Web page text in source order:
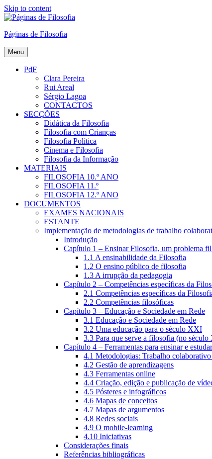
Skip to content
Páginas de Filosofia
Menu
PdF
Clara Pereira
Rui Areal
Sérgio Lagoa
CONTACTOS
SECÇÕES
Didática da Filosofia
Filosofia com Crianças
Filosofia Política
Cinema e Filosofia
Filosofia da Informação
MATERIAIS
FILOSOFIA 10.º ANO
FILOSOFIA 11.º
FILOSOFIA 12.º ANO
DOCUMENTOS
EXAMES NACIONAIS
ESTANTE
Implementação de metodologias de trabalho
Introdução
Capítulo 1 – Ensinar Filosofia, um problema
1.1 A ensinabilidade da Filosofia
1.2 O ensino público de filosofia
1.3 A irrupção da pedagogia
Capítulo 2 – Competências específicas da
2.1 Competências específicas da
2.2 Competências filosóficas
Capítulo 3 – Educação e Sociedade em Rede
3.1 Educação e Sociedade em Rede
3.2 Uma educação para o século XXI
3.3 Para que serve a filosofia (no
Capítulo 4 – Ferramentas para ensinar e
4.1 Metodologias: Trabalho
4.2 Gestão de aprendizagens
4.3 Ferramentas online
4.4 Criação, edição e publicação de
4.5 Pósteres e infográficos
4.6 Mapas de conceitos
4.7 Mapas de argumentos
4.8 Redes sociais
4.9 O mobile-learning
4.10 Iniciativas
Considerações finais
Referências bibliográficas